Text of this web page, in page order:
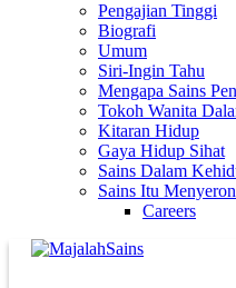
Pengajian Tinggi
Biografi
Umum
Siri-Ingin Tahu
Mengapa Sains
Tokoh Wanita
Kitaran Hidup
Gaya Hidup Sihat
Sains Dalam
Sains Itu
Careers